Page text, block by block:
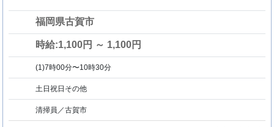
福岡県古賀市
時給:1,100円 ～ 1,100円
(1)7時00分〜10時30分
土日祝日その他
清掃員／古賀市